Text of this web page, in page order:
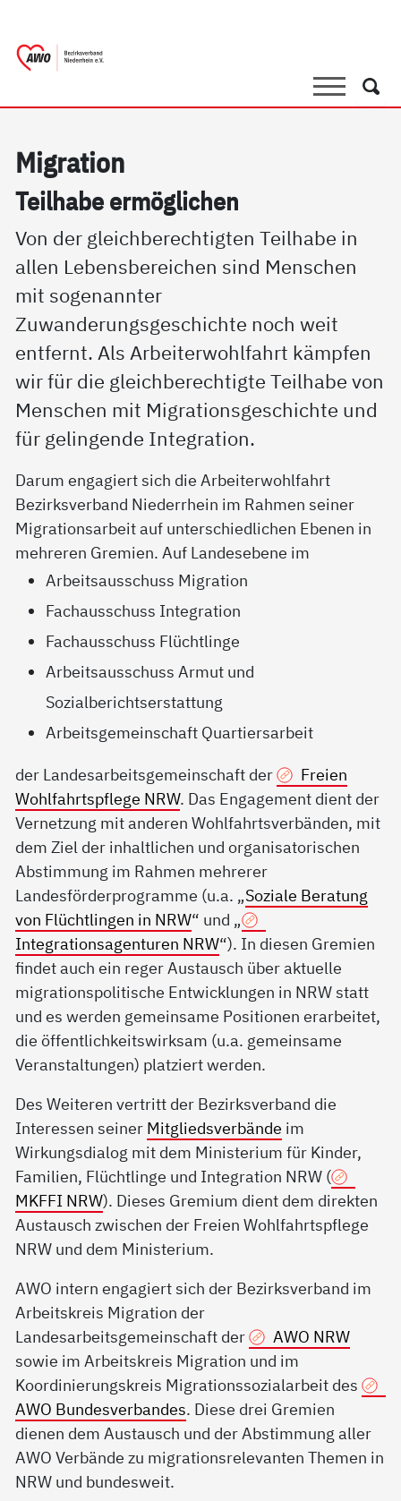
SucheSuche
Mi­g­ra­ti­on
Teil­ha­be er­mög­li­chen
Von der gleichberechtigten Teilhabe in
allen Lebensbereichen sind Menschen
mit sogenannter
Zuwanderungsgeschichte noch weit
entfernt. Als Arbeiterwohlfahrt kämpfen
wir für die gleichberechtigte Teilhabe von
Menschen mit Migrationsgeschichte und
für gelingende Integration.
Darum engagiert sich die Arbeiterwohlfahrt
Bezirksverband Niederrhein im Rahmen seiner
Migrationsarbeit auf unterschiedlichen Ebenen in
mehreren Gremien. Auf Landesebene im
Arbeitsausschuss Migration
Fachausschuss Integration
Fachausschuss Flüchtlinge
Arbeitsausschuss Armut und
Sozialberichtserstattung
Arbeitsgemeinschaft Quartiersarbeit
der Landesarbeitsgemeinschaft der
Freien
Wohlfahrtspflege NRW. Das Engagement dient der
Vernetzung mit anderen Wohlfahrtsverbänden, mit
dem Ziel der inhaltlichen und organisatorischen
Abstimmung im Rahmen mehrerer
Landesförderprogramme (u.a. „Soziale Beratung
von Flüchtlingen in NRW“ und „
Integrationsagenturen NRW“). In diesen Gremien
findet auch ein reger Austausch über aktuelle
migrationspolitische Entwicklungen in NRW statt
und es werden gemeinsame Positionen erarbeitet,
die öffentlichkeitswirksam (u.a. gemeinsame
Veranstaltungen) platziert werden.
Des Weiteren vertritt der Bezirksverband die
Interessen seiner Mitgliedsverbände im
Wirkungsdialog mit dem Ministerium für Kinder,
Familien, Flüchtlinge und Integration NRW (
MKFFI NRW). Dieses Gremium dient dem direkten
Austausch zwischen der Freien Wohlfahrtspflege
NRW und dem Ministerium.
AWO intern engagiert sich der Bezirksverband im
Arbeitskreis Migration der
Landesarbeitsgemeinschaft der
AWO NRW
sowie im Arbeitskreis Migration und im
Koordinierungskreis Migrationssozialarbeit des
AWO Bundesverbandes. Diese drei Gremien
dienen dem Austausch und der Abstimmung aller
AWO Verbände zu migrationsrelevanten Themen in
NRW und bundesweit.